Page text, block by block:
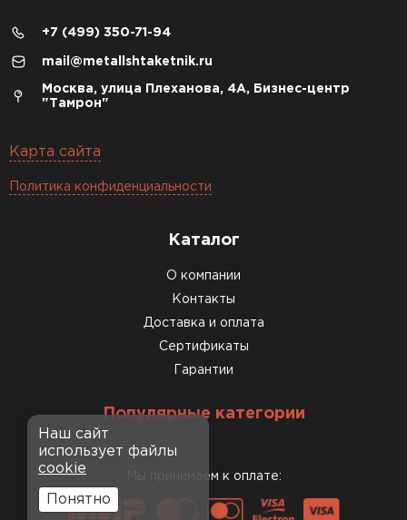
+7 (499) 350-71-94
mail@metallshtaketnik.ru
Москва, улица Плеханова, 4А, Бизнес-центр
"Тамрон"
Карта сайта
Политика конфиденциальности
Каталог
О компании
Контакты
Доставка и оплата
Сертификаты
Гарантии
Популярные категории
Мы принимаем к оплате:
Наш сайт
использует файлы
cookie
Понятно